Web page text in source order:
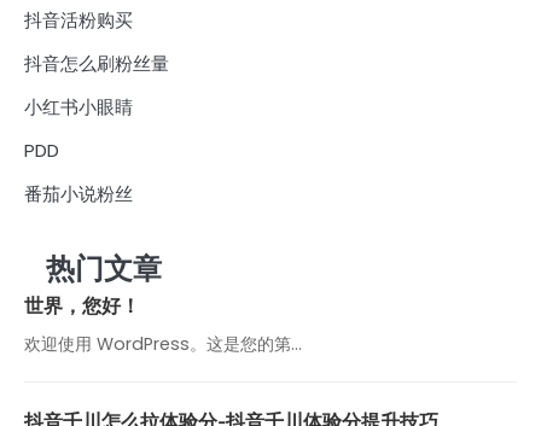
抖音活粉购买
抖音怎么刷粉丝量
小红书小眼睛
PDD
番茄小说粉丝
热门文章
世界，您好！
欢迎使用 WordPress。这是您的第…
抖音千川怎么拉体验分-抖音千川体验分提升技巧